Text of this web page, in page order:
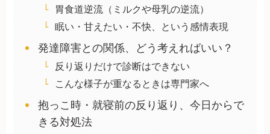
胃食道逆流（ミルクや母乳の逆流）
眠い・甘えたい・不快、という感情表現
発達障害との関係、どう考えればいい？
反り返りだけで診断はできない
こんな様子が重なるときは専門家へ
抱っこ時・就寝前の反り返り、今日からで
きる対処法